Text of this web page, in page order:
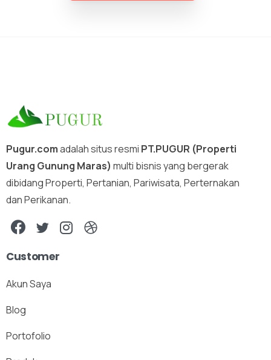
Pugur.comadalah situs resmi PT.PUGUR (Properti
Urang Gunung Maras) multi bisnis yang bergerak
dibidang Properti, Pertanian, Pariwisata, Perternakan
dan Perikanan.
Customer
Akun Saya
Blog
Portofolio